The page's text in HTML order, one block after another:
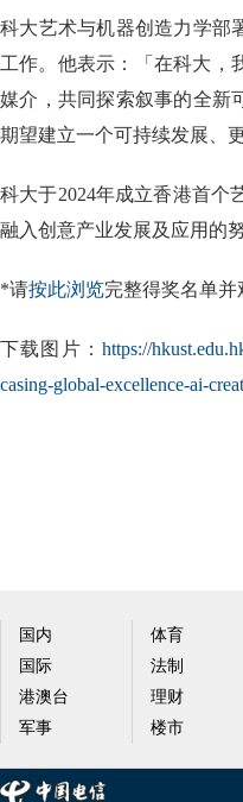
科大艺术与机器创造力学部
工作。他表示：「在科大，
媒介，共同探索叙事的全新
期望建立一个可持续发展、
科大于2024年成立香港首
融入创意产业发展及应用的
*请按此浏览完整得奖名单并
下载图片： https://
casing-global-excellence-ai-
国内
国际
港澳台
军事
体育
法制
理财
楼市